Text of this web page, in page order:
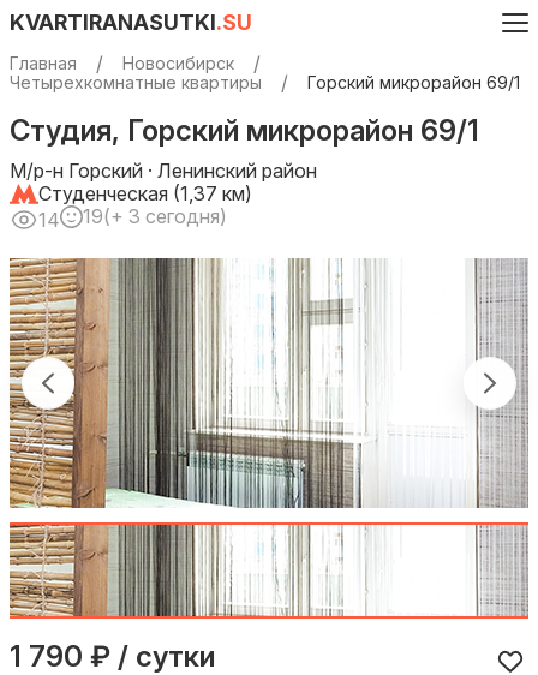
KVARTIRANASUTKI.SU
Главная
Новосибирск
Четырехкомнатные квартиры
Горский микрорайон 69/1
Студия, Горский микрорайон 69/1
М/р-н Горский · Ленинский район
Студенческая (1,37 км)
14
19(+ 3 сегодня)
1 790 ₽ / сутки